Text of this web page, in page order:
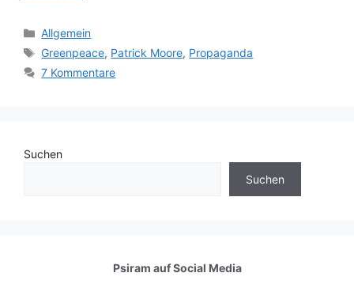
Kategorien
Allgemein
Schlagwörter
Greenpeace, Patrick Moore, Propaganda
7 Kommentare
Suchen
Suchen
Psiram aufSocial Media